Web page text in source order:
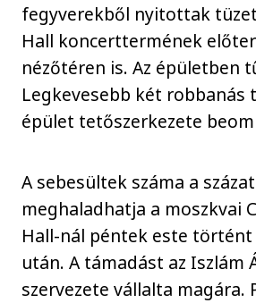
fegyverekből nyitottak
Hall koncerttermének
nézőtéren is. Az épületben
Legkevesebb két robbanás
épület tetőszerkezete
A sebesültek száma a
meghaladhatja a moszkvai
Hall-nál péntek este
után. A támadást az Iszlám
szervezete vállalta magára.